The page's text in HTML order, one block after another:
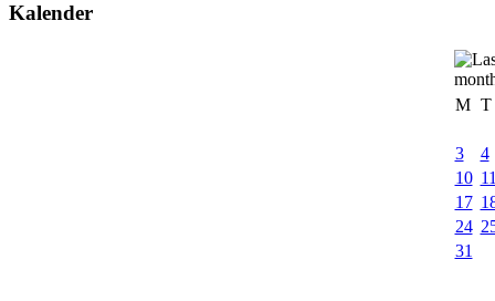
Kalender
M T
3
4
10
17
24
31